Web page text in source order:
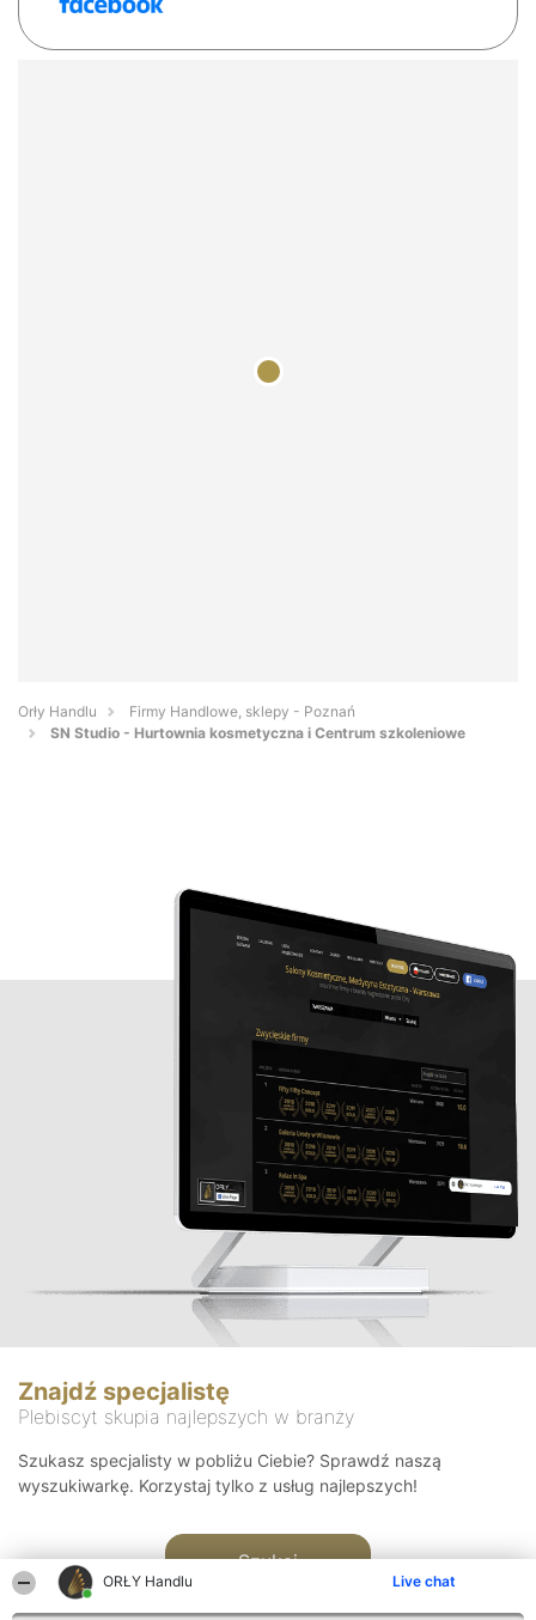
ORŁY Handlu Live chat
Orły Handlu
Firmy Handlowe, sklepy - Poznań
SN Studio - Hurtownia kosmetyczna i Centrum szkoleniowe
Znajdź specjalistę
Plebiscyt skupia najlepszych w branży
Szukasz specjalisty w pobliżu Ciebie? Sprawdź naszą
wyszukiwarkę. Korzystaj tylko z usług najlepszych!
Szukaj